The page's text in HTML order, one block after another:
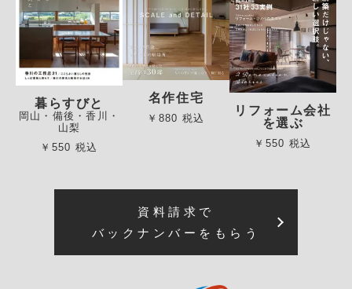
暮らすびと
岡山・備後・香川・
山梨
￥550 税込
名作住宅
￥880 税込
リフォーム会社
を選ぶ
￥550 税込
資料請求で
バックナンバーをもらう